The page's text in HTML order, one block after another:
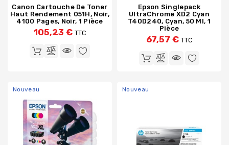
Canon Cartouche De Toner
Haut Rendement 051H, Noir,
4100 Pages, Noir, 1 Pièce
105,23 € TTC
Epson Singlepack
UltraChrome XD2 Cyan
T40D240, Cyan, 50 Ml, 1
Pièce
67,57 € TTC
Nouveau Nouveau